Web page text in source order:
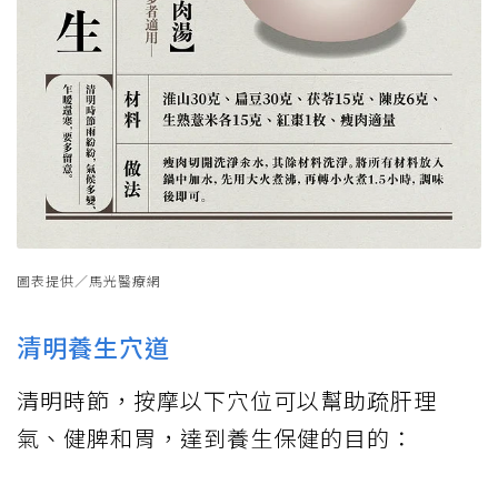
圖表提供／馬光醫療網
清明養生穴道
清明時節，按摩以下穴位可以幫助疏肝理
氣、健脾和胃，達到養生保健的目的：